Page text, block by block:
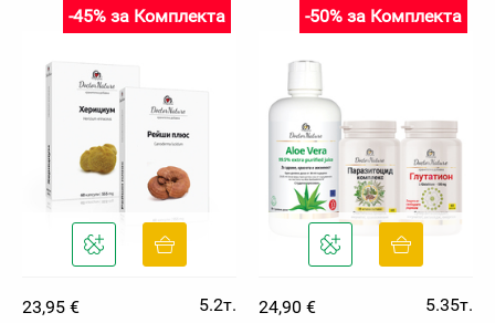
-45% за Комплекта
23,95 €
5.2т.
-50% за Комплекта
24,90 €
5.35т.